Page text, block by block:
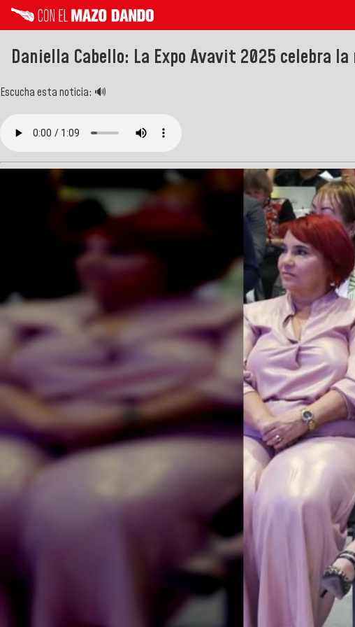
Daniella Cabello: La Expo Avavit 2025 celebra
Escucha esta noticia: 🔊